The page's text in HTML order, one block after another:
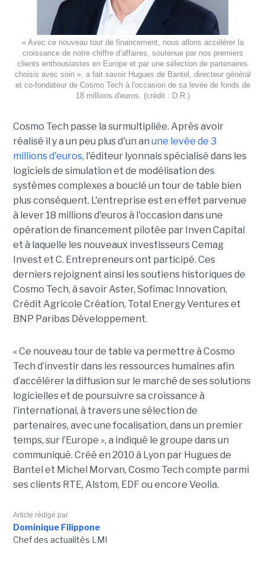
« Avec ce nouveau tour de financement, nous allons accélérer la
croissance de notre chiffre d’affaires, soutenue par nos premiers
clients enthousiastes en Europe et par une sélection de partenaires
choisis avec soin », a fait savoir Hugues de Bantel, directeur général
et co-fondateur de Cosmo Tech à l'occasion de sa levée de fonds de
18 millions d'euros. (crédit : D.R.)
Cosmo Tech passe la surmultipliée. Après avoir
réalisé il y a un peu plus d'un an une levée de 3
millions d'euros, l'éditeur lyonnais spécialisé dans les
logiciels de simulation et de modélisation des
systèmes complexes a bouclé un tour de table bien
plus conséquent. L'entreprise est en effet parvenue
à lever 18 millions d'euros à l'occasion dans une
opération de financement pilotée par Inven Capital
et à laquelle les nouveaux investisseurs Cemag
Invest et C. Entrepreneurs ont participé. Ces
derniers rejoignent ainsi les soutiens historiques de
Cosmo Tech, à savoir Aster, Sofimac Innovation,
Crédit Agricole Création, Total Energy Ventures et
BNP Paribas Développement.
« Ce nouveau tour de table va permettre à Cosmo
Tech d’investir dans les ressources humaines afin
d’accélérer la diffusion sur le marché de ses solutions
logicielles et de poursuivre sa croissance à
l’international, à travers une sélection de
partenaires, avec une focalisation, dans un premier
temps, sur l’Europe », a indiqué le groupe dans un
communiqué. Créé en 2010 à Lyon par Hugues de
Bantel et Michel Morvan, Cosmo Tech compte parmi
ses clients RTE, Alstom, EDF ou encore Veolia.
Article rédigé par
Dominique Filippone
Chef des actualités LMI